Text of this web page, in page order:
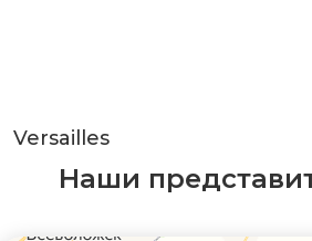
Versailles
Наши